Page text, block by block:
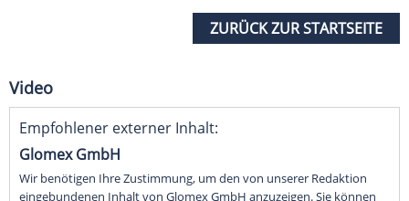
ZURÜCK ZUR STARTSEITE
Video
Empfohlener externer Inhalt:
Glomex GmbH
Wir benötigen Ihre Zustimmung, um den von unserer Redaktion
eingebundenen Inhalt von Glomex GmbH anzuzeigen. Sie können